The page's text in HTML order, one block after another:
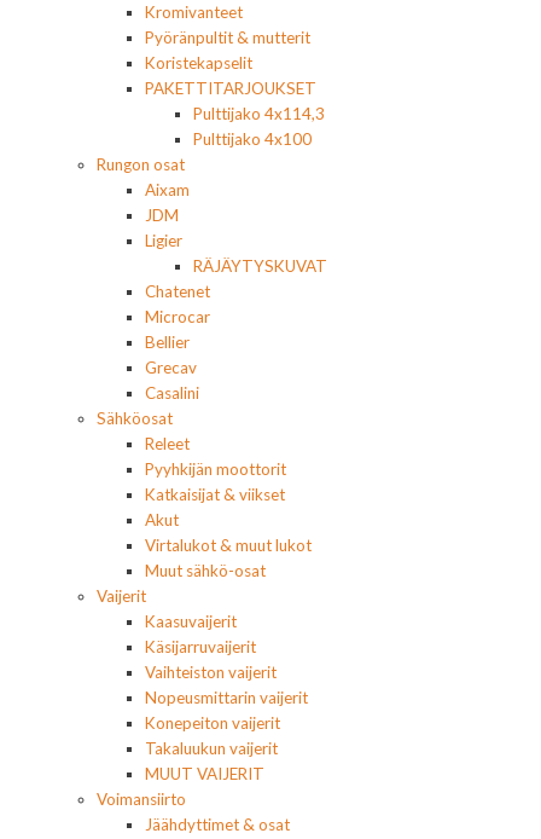
Kromivanteet
Pyöränpultit & mutterit
Koristekapselit
PAKETTITARJOUKSET
Pulttijako 4x114,3
Pulttijako 4x100
Rungon osat
Aixam
JDM
Ligier
RÄJÄYTYSKUVAT
Chatenet
Microcar
Bellier
Grecav
Casalini
Sähköosat
Releet
Pyyhkijän moottorit
Katkaisijat & viikset
Akut
Virtalukot & muut lukot
Muut sähkö-osat
Vaijerit
Kaasuvaijerit
Käsijarruvaijerit
Vaihteiston vaijerit
Nopeusmittarin vaijerit
Konepeiton vaijerit
Takaluukun vaijerit
MUUT VAIJERIT
Voimansiirto
Jäähdyttimet & osat